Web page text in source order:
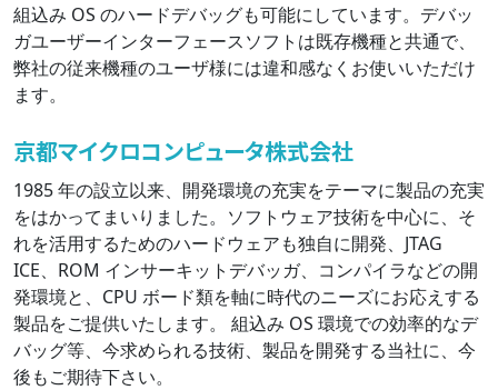
組込み OS のハードデバッグも可能にしています。デバッ
ガユーザーインターフェースソフトは既存機種と共通で、
弊社の従来機種のユーザ様には違和感なくお使いいただけ
ます。
京都マイクロコンピュータ株式会社
1985 年の設立以来、開発環境の充実をテーマに製品の充実
をはかってまいりました。ソフトウェア技術を中心に、そ
れを活用するためのハードウェアも独自に開発、JTAG
ICE、ROM インサーキットデバッガ、コンパイラなどの開
発環境と、CPU ボード類を軸に時代のニーズにお応えする
製品をご提供いたします。 組込み OS 環境での効率的なデ
バッグ等、今求められる技術、製品を開発する当社に、今
後もご期待下さい。